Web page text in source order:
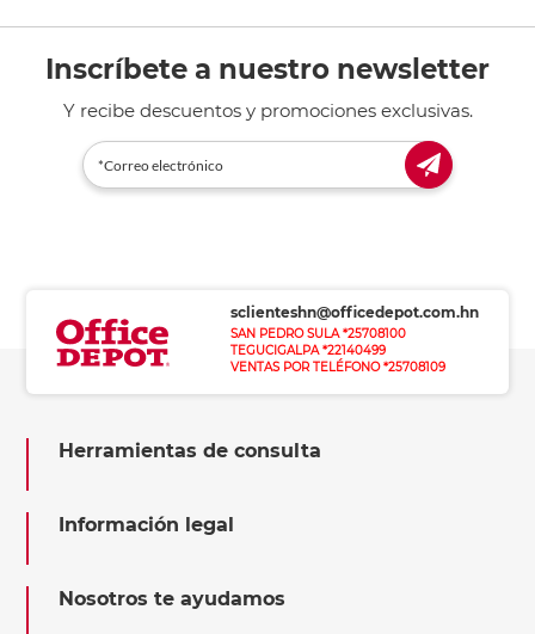
Inscríbete a nuestro newsletter
Y recibe descuentos y promociones exclusivas.
sclienteshn@officedepot.com.hn
SAN PEDRO SULA *25708100
TEGUCIGALPA *22140499
VENTAS POR TELÉFONO *25708109
Herramientas de consulta
Información legal
Nosotros te ayudamos